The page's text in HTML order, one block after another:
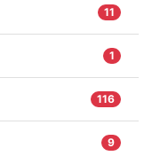
11
1
116
9